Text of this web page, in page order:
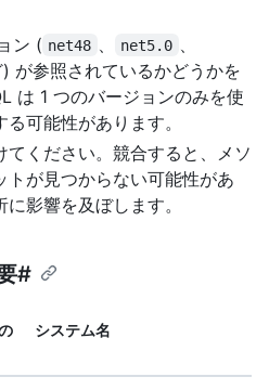
ン ( net48 net5.0
) が参照されているかどうかを
は 1 つのバージョンのみを使
可能性があります。
てください。競合すると、メソ
トが見つからない可能性があ
影響を及ぼします。
#
システム名